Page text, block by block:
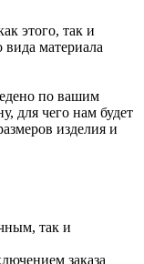
этого, так и
материала
по вашим
для чего нам будет
изделия и
так и
заказа